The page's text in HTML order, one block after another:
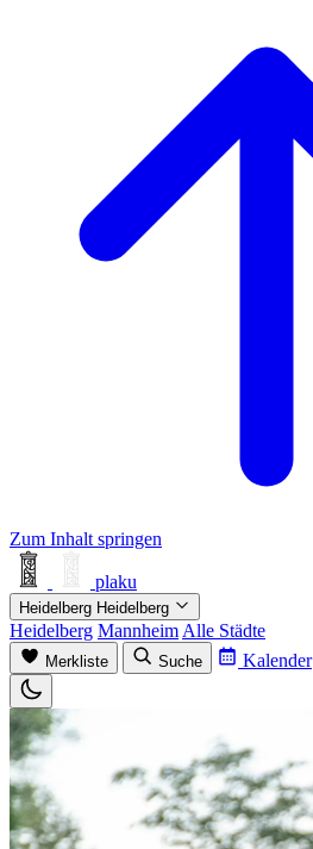
Zum Inhalt springen
plaku
Heidelberg Heidelberg
Heidelberg Mannheim Alle Städte
Merkliste Suche Kalender